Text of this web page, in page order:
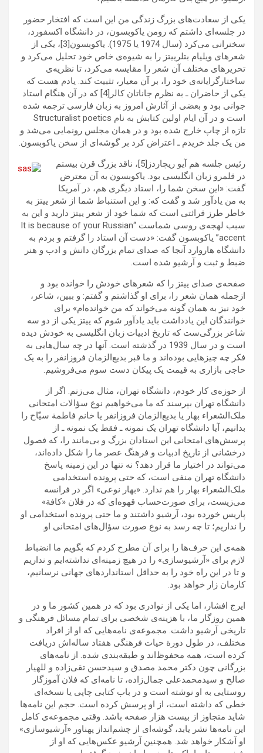
یکی از سعادت‌های بزرگ زندگی من این است که افتخار حضور
در جلسه‌ای داشتم که رومن یاکوبسون، در دانشگاه اکسفورد،
سخنرانی می‌کرد (سال 1974 یا 1975). یاکوبسون[3]، یکی از
شعرهای ویلیام بتلرییتز را به شیوه‌ی خاص خود تحلیل می‌کرد و
تحریرهای مختلف آن شعر را مقایسه می‌کرد، تا نظریه‌ی
ساختارگرایانه‌ی خود را، بر آن معیار، تثبیت کند. یادم هست که
یکی از حاضران ـ به نظرم جاناتان کالر[4] که در آن هنگام استاد
جوانی بود و بعضی از آثارش امروز به زبان فارسی ترجمه شده
است و در آن ایام اولین کتابش به نام Structuralist poetics
تازه از چاپ خارج شده بود و در همان مجلس رونمایی می‌شد و
من یک جلد خریدم ـ اعتراض کرد بر گوشه‌ای از سخن یاکوبسون.
رئیس جلسه هم آیو ریچاردز[5]، ناقد بزرگ قرن بیستم
در قلمرو زبان انگلیسی بود. یاکوبسون به آن معترض
گفت: «این سخن شما را، استاد دیگری هم، در آمریکا
به من یادآور شد و گفت که: و این استنباط شما از شعر ییتز به
خاطر طرز قرائتی است که شما خود از شعر ییتز دارید و این به
سبب لهجه‌ی روسی شماست “It is because of your Russian
accent” یاکوبسون گفت: «دست آن استاد را گرفتم و بردم به
دانشگاه هاروارد آنجا که صدای تمام بزرگان دانش و ادب و هنر
ضبط و ثبت و آرشیو شده است.
صفحه‌ی صدای ییتز را که شعرهای خودش را خوانده بود و
ازجمله همان شعر را، برای او گذاشتم و گفتم: و ببین، شاعر،
خود نیز به همان گونه می‌خواند که من خوانده‌ام» برای
خوانندگان این یادداشت باید یادآور شوم که ییتز یکی از دو سه
شاعر بزرگی‌ست که تاریخ ادبیات زبان انگلیسی به خودش دیده
است و در سال 1939 در گذشته است. آنها در چه سال‌هایی به
فکر چه چیزهایی بوده‌اند و ما قبر بدیع‌الزمان فروزانفر را به یک
حاجی بازاری به قیمت یک پیکان دست سوم می‌فروشیم.
از حوزه‌ی کار خودم، دانشگاه تهران، مثال می‌زنم. اگر از
دانشگاه تهران بپرسند که ما می‌خواهیم نوع سؤالات امتحانی
ملک‌الشعراء بهار یا بدیع‌الزمان فروزانفر یا خانم فاطمة سیّاح را
بدانیم، آیا دانشگاه تهران یک نمونه ـ فقط یک نمونه ـ از
پرسش‌های امتحانی این استادان بزرگ و بی‌مانند را، که فصول
درخشانی از تاریخ ادبیات و فرهنگ عصر ما را شکل داده‌اند،
می‌تواند در اختیار ما قرار دهد؟ نه تنها در این زمینه پاسخ
دانشگاه تهران منفی است، که حتی پرونده استخدامی
ملک‌الشعراء بهار را هم ندارد. «بهار نوعی» اگر در فرانسه
می‌زیست، برای صورت‌حساب قهوه‌ای که در فلان «کافة»
پاریس خورده بود، آرشیو داشتند و ما حتی پرونده استخدامی او
را نداریم؛ تا چه رسد به نوع صورت سؤال‌های امتحانی او.
همه‌ی این حرف‌ها را برای آن مطرح کردم که بگویم ما انضباط
لازم برای «آرشیوسازی» را در هیچ زمینه‌ای نداشته‌ایم و نداریم
و تا در این راه خود را به حداقل استانداردهای جهانی نرسانیم،
کارمان زار خواهد بود.
ایرج افشار، اما یکی از نوادری بود که در همین کشور ما و در
همین روزگار ما، با هزینه‌ی شخصی برای تمام مسائل فرهنگی و
تاریخی آرشیو داشت. مجموعه‌ی نامه‌هایی که او از افراد
مختلف، در طول دورة حیات فرهنگی هفتاد ساله‌اش دریافت
کرده است، همه محفوظ‌اند و طبقه‌بندی شده. از نامه‌های
بزرگانی چون دکتر محمد مصدق و سیدحسن تقی‌زاده و للهیار
صالح و سیدمحمدعلی جمال‌زاده، تا نامه‌‌ای که فلان آموزگار
روستایی به او نوشته است و در باب کتابی چاپی یا نسخه‌ای
خطی که داشته است، از او پرسش کرده است. حجم این نامه‌ها
شاید متجاوز از بیست هزار صفحه باشد. وقتی مجموعه‌ی کامل
این نامه‌ها نشر یابد، گوشه‌ای از چشم‌انداز پهناور «آرشیوسازی»
او آشکار خواهد شد. همچنین آرشیو عکس‌هایی که او از